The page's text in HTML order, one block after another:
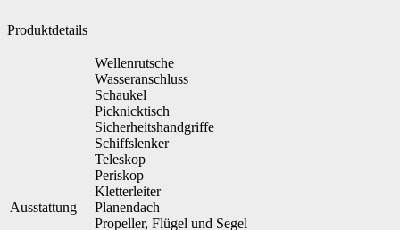
Produktdetails
Ausstattung
Wellenrutsche
Wasseranschluss
Schaukel
Picknicktisch
Sicherheitshandgriffe
Schiffslenker
Teleskop
Periskop
Kletterleiter
Planendach
Propeller, Flügel und Segel